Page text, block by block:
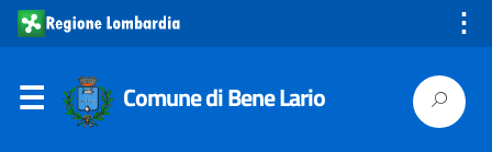
⋮
Comune di Bene Lario